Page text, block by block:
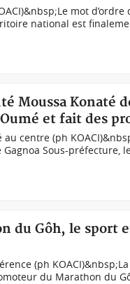
mot
national est
Moussa Konaté
et fait des
au centre (ph
Sous-préfecture,
du Gôh, le sport
(ph
du Marathon du